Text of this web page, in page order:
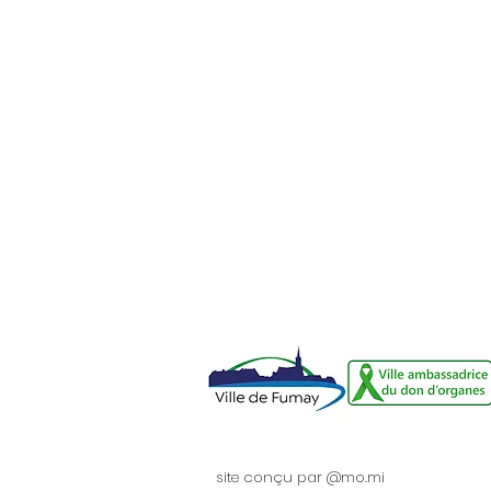
site conçu par @mo.mi